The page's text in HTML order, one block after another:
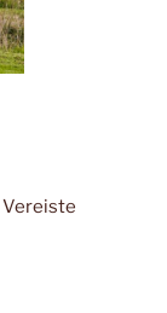
Vereiste